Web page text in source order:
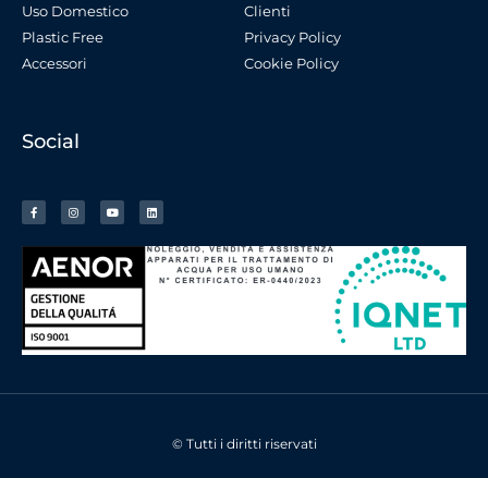
Uso Domestico
Plastic Free
Accessori
Clienti
Privacy Policy
Cookie Policy
Social
© Tutti i diritti riservati